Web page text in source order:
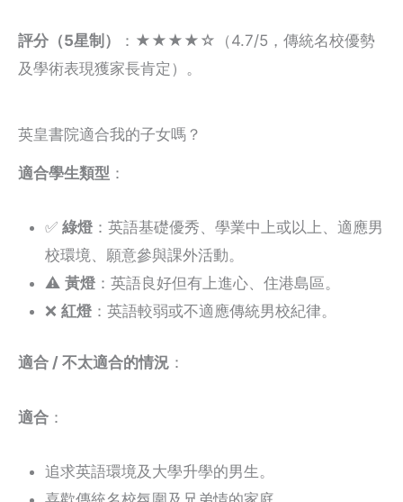
評分（5星制）
：★★★★☆（4.7/5，傳統名校優勢
及學術表現獲家長肯定）。
英皇書院適合我的子女嗎？
適合學生類型 ：
✅ 綠燈 ：英語基礎優秀、學業中上或以上、適應男
校環境、願意參與課外活動。
⚠️ 黃燈 ：英語良好但有上進心、住港島區。
❌ 紅燈 ：英語較弱或不適應傳統男校紀律。
適合 / 不太適合的情況 ：
適合 ：
追求英語環境及大學升學的男生。